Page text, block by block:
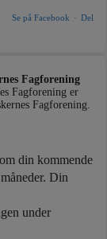
Se på Facebook · Del
Fagforening
Fagforening er
Fagforening.
din kommende
Din
under